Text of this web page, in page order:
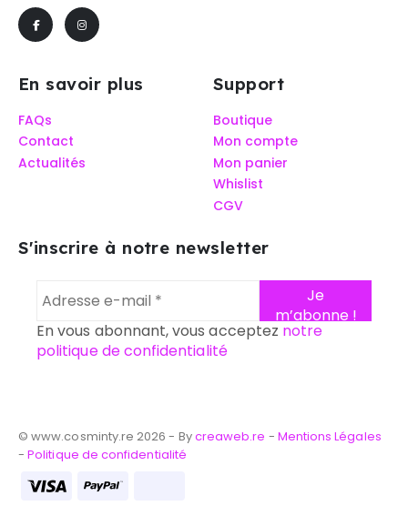
En savoir plus
FAQs
Contact
Actualités
Support
Boutique
Mon compte
Mon panier
Whislist
CGV
S'inscrire à notre newsletter
En vous abonnant, vous acceptez notre
politique de confidentialité
© www.cosminty.re 2026 - Bycreaweb.re - Mentions Légales
-Politique de confidentialité